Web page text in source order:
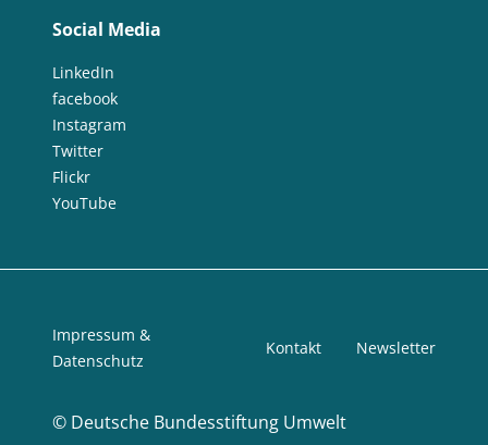
Social Media
LinkedIn
facebook
Instagram
Twitter
Flickr
YouTube
© Deutsche Bundesstiftung Umwelt
Impressum &
Datenschutz
Kontakt Newsletter